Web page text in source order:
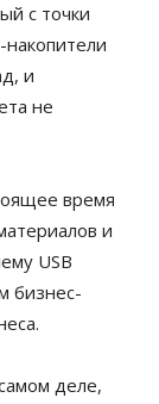
с точки
и
не
время
и
USB
бизнес-
деле,